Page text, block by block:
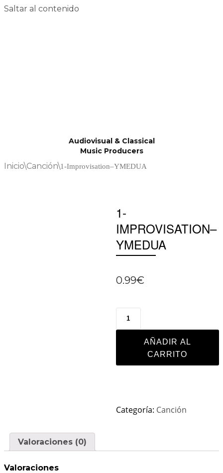
Saltar al contenido
Audiovisual & Classical
Music Producers
Inicio\Canción\1-Improvisation–YMEDUA
1-
IMPROVISATION–
YMEDUA
0.99€
AÑADIR AL
CARRITO
Categoría: Canción
Valoraciones (0)
Valoraciones